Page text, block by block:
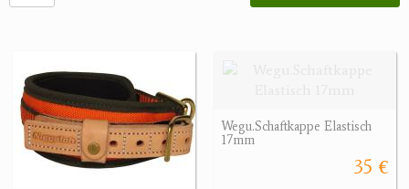
Wegu.Schaftkappe Elastisch
17mm
35 €